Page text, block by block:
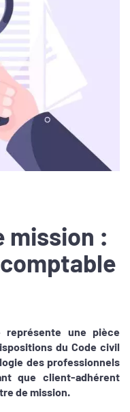
mission :
représente une pièce
du Code civil
des professionnels
que client-adhérent
de mission.